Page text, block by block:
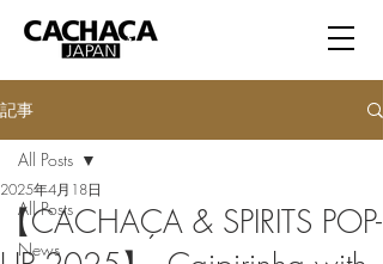
記事
All Posts
News
All Posts
【CACHAÇA & SPIRITS POP-
2025年4月18日